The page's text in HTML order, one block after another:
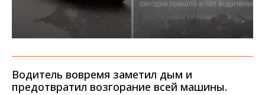
Водитель вовремя заметил дым и
предотвратил возгорание всей машины.